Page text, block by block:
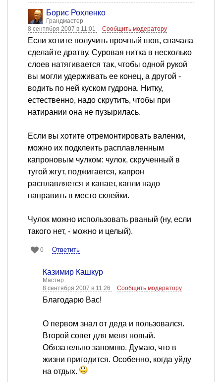
Борис Рохленко
Грандмастер
8 сентября 2007 в 11:01
Сообщить модератору
Если хотите получить прочный шов, сначала
сделайте дратву. Суровая нитка в несколько
слоев натягивается так, чтобы одной рукой
вы могли удерживать ее конец, а другой -
водить по ней куском гудрона. Нитку,
естественно, надо скрутить, чтобы при
натирании она не пузырилась.
Если вы хотите отремонтировать валенки,
можно их подклеить расплавленным
капроновым чулком: чулок, скрученный в
тугой жгут, поджигается, капрон
расплавляется и капает, капли надо
направить в место склейки.
Чулок можно использовать рваный (ну, если
такого нет, - можно и целый).
0 Ответить
Казимир Кашкур
Мастер
8 сентября 2007 в 11:26
Сообщить модератору
Благодарю Вас!
О первом знал от деда и пользовался.
Второй совет для меня новый.
Обязательно запомню. Думаю, что в
жизни пригодится. Особенно, когда уйду
на отдых.